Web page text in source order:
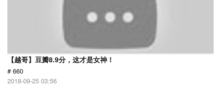
【越哥】豆瓣8.9分，这才是女神！
# 660
2018-09-25 03:56